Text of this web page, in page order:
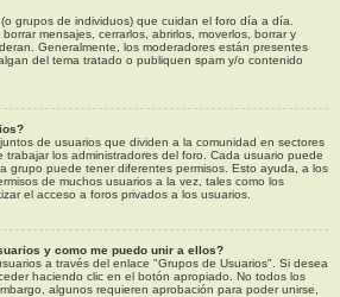
grupos de individuos) que cuidan el foro día a día.
mensajes, cerrarlos, abrirlos, moverlos, borrar y
Generalmente, los moderadores están presentes
del tema tratado o publiquen spam y/o contenido
de usuarios que dividen a la comunidad en sectores
los administradores del foro. Cada usuario puede
grupo puede tener diferentes permisos. Esto ayuda, a los
de muchos usuarios a la vez, tales como los
el acceso a foros privados a los usuarios.
y como me puedo unir a ellos?
a través del enlace "Grupos de Usuarios". Si desea
haciendo clic en el botón apropiado. No todos los
algunos requieren aprobación para poder unirse,